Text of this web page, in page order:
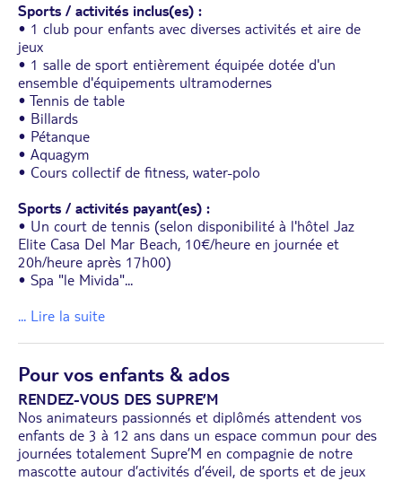
Sports / activités inclus(es) :
• 1 club pour enfants avec diverses activités et aire de
jeux
• 1 salle de sport entièrement équipée dotée d'un
ensemble d'équipements ultramodernes
• Tennis de table
• Billards
• Pétanque
• Aquagym
• Cours collectif de fitness, water-polo
Sports / activités payant(es) :
• Un court de tennis (selon disponibilité à l'hôtel Jaz
Elite Casa Del Mar Beach, 10€/heure en journée et
20h/heure après 17h00)
• Spa "le Mivida"...
... Lire la suite
Pour vos enfants & ados
RENDEZ-VOUS DES SUPRE’M
Nos animateurs passionnés et diplômés attendent vos
enfants de 3 à 12 ans dans un espace commun pour des
journées totalement Supre’M en compagnie de notre
mascotte autour d’activités d’éveil, de sports et de jeux